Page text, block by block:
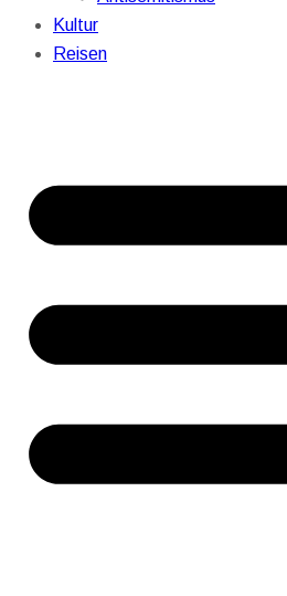
Kultur
Reisen